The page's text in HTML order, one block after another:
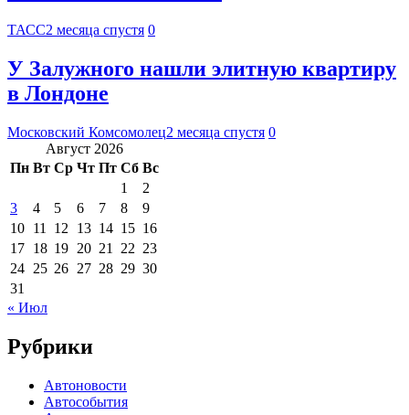
ТАСС2 месяца спустя 0
У Залужного нашли элитную квартиру
в Лондоне
Московский Комсомолец2 месяца спустя 0
Август 2026
Пн Вт Ср Чт Пт Сб Вс
1
2
3
4 5 6 7 8
9
10 11 12 13 14 15 16
17 18 19 20 21 22 23
24 25 26 27 28 29 30
31
« Июл
Рубрики
Автоновости
Автособытия